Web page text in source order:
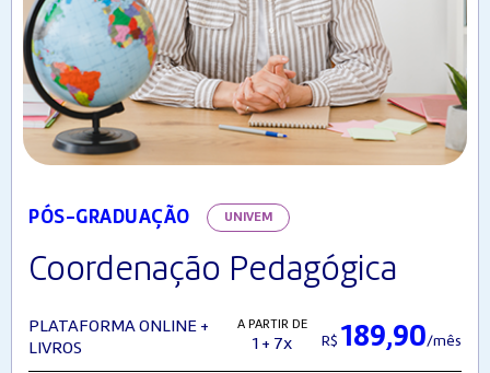
PÓS-GRADUAÇÃO UNIVEM
Coordenação Pedagógica
PLATAFORMA ONLINE +
LIVROS
A PARTIR DE
1 + 7x R$ 189,90/mês